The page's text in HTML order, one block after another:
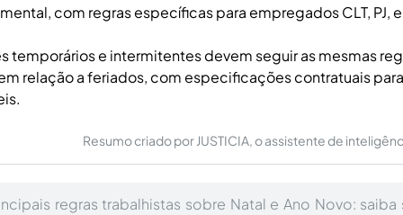
com regras específicas para empregados CLT, PJ,
temporários e intermitentes devem seguir as mesmas
relação a feriados, com especificações contratuais
Resumo criado por JUSTICIA, o assistente de
regras trabalhistas sobre Natal e Ano Novo: